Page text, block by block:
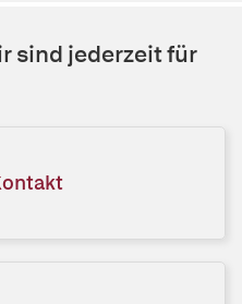
sind jederzeit für